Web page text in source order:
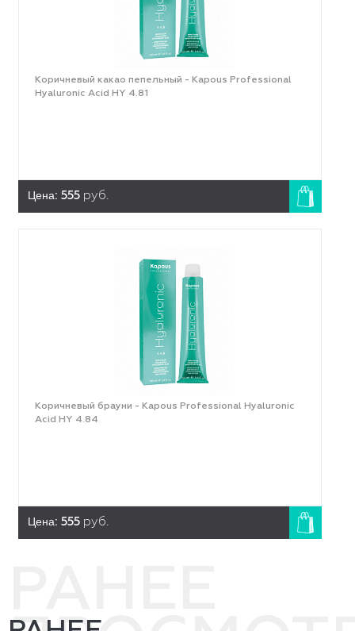
Коричневый какао пепельный - Kapous Professional
Hyaluronic Acid HY 4.81
Цена: 555 руб.
Коричневый брауни - Kapous Professional Hyaluronic
Acid HY 4.84
Цена: 555 руб.